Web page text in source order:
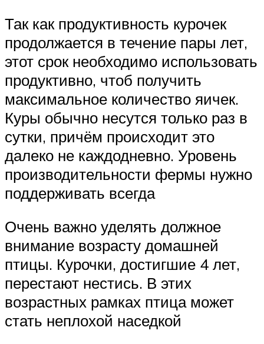
Так как продуктивность курочек
продолжается в течение пары лет,
этот срок необходимо использовать
продуктивно, чтоб получить
максимальное количество яичек.
Куры обычно несутся только раз в
сутки, причём происходит это
далеко не каждодневно. Уровень
производительности фермы нужно
поддерживать всегда
Очень важно уделять должное
внимание возрасту домашней
птицы. Курочки, достигшие 4 лет,
перестают нестись. В этих
возрастных рамках птица может
стать неплохой наседкой